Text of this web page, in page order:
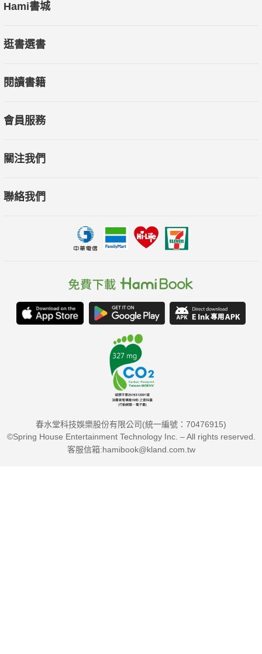
Hami書城
逛書選書
閱讀書籍
會員服務
關注我們
聯絡我們
春水堂科技娛樂股份有限公司(統一編號：70476915)
©Spring House Entertainment Technology Inc. – All rights reserved.
客服信箱:hamibook@kland.com.tw